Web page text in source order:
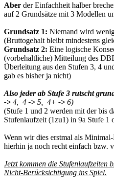
Aber der Einfachheit halber
auf 2 Grundsätze mit 3 Modellen
Grundsatz 1: Niemand wird
(Bruttogehalt bleibt mindestens
Grundsatz 2: Eine logische
(vorbehaltliche) Mitteilung des
Überleitung aus den Stufen 3, 4
gab es bisher ja nicht)
Also jeder ab Stufe 3 rutscht
-> 4, 4 -> 5, 4+ -> 6)
(Stufe 1 und 2 werden mit der bis
Stufenlaufzeit (1zu1) in 9a Stufe 1
Wenn wir dies erstmal als
hierhin ja noch recht einfach bzw.
Jetzt kommen die Stufenlaufzeiten
Nicht-Berücksichtigung ins Spiel.